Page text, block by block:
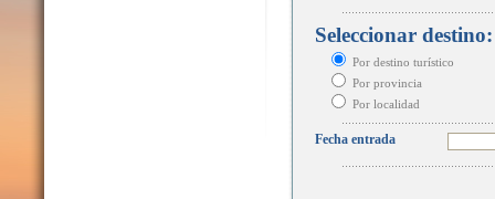
Seleccionar destino:
Por destino turístico
Por provincia
Por localidad
Fecha entrada